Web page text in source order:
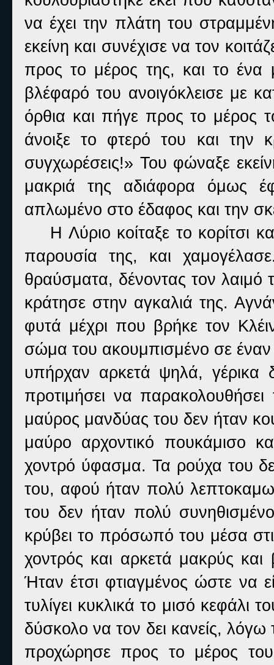
να έχει την πλάτη του
εκείνη και συνέχισε να τον
προς το μέρος της, και το ένα
βλέφαρό του ανοιγόκλεισε με
όρθια και πήγε προς το μέρος
άνοιξε το φτερό του και
συγχωρέσεις!» Του φώναξε
μακριά της αδιάφορα όμως
απλωμένο στο έδαφος και την
Η Λύριο κοίταξε το κορίτσι
παρουσία της, και
θραύσματα, δένοντας τον λαιμό
κράτησε στην αγκαλιά της.
φυτά μέχρι που βρήκε τον
σώμα του ακουμπισμένο σε
υπήρχαν αρκετά ψηλά, γέρικα
προτιμήσει να
μαύρος μανδύας του δεν ήταν
μαύρο αρχοντικό πουκάμισο
χοντρό ύφασμα. Τα ρούχα του
του, αφού ήταν πολύ
του δεν ήταν πολύ
κρύβει το πρόσωπό του μέσα
χοντρός και αρκετά μακρύς
Ήταν έτσι φτιαγμένος ώστε να
τυλίγει κυκλικά το μισό κεφάλι
δύσκολο να τον δει κανείς,
προχώρησε προς το μέρος